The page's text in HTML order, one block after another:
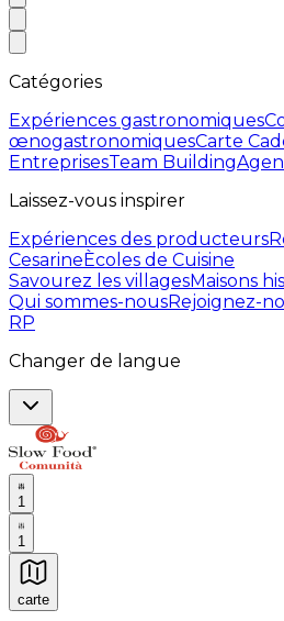
Catégories
Expériences gastronomiques
œnogastronomiquesCarte
EntreprisesTeam Building
Laissez-vous inspirer
Expériences des producteurs
CesarineÈcoles de Cuisine
Savourez les villagesMaisons
Qui sommes-nousRejoignez-
RP
Changer de langue
1
1
carte